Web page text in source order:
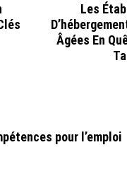
Les
Âgées En
pour l’emploi